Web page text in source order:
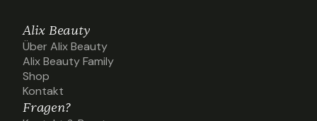
Alix Beauty
Über Alix Beauty
Über Alix Beauty
Alix Beauty Family
Alix Beauty Family
Shop
Shop
Kontakt
Kontakt
Fragen?